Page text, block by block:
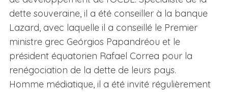
dette souveraine, il a été conseiller à la banque
Lazard, avec laquelle il a conseillé le Premier
ministre grec Geórgios Papandréou et le
président équatorien Rafael Correa pour la
renégociation de la dette de leurs pays.
Homme médiatique, il a été invité régulièrement